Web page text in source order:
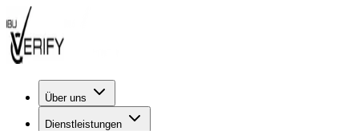
Über uns
Dienstleistungen